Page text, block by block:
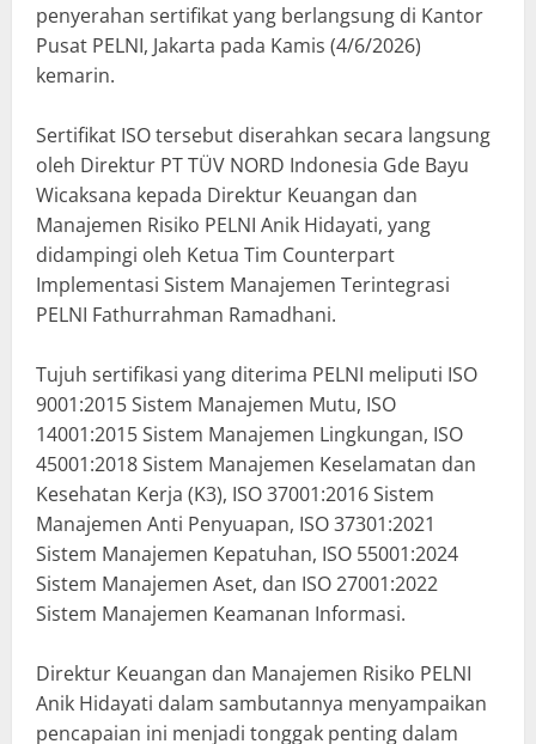
penyerahan sertifikat yang berlangsung di Kantor
Pusat PELNI, Jakarta pada Kamis (4/6/2026)
kemarin.
Sertifikat ISO tersebut diserahkan secara langsung
oleh Direktur PT TÜV NORD Indonesia Gde Bayu
Wicaksana kepada Direktur Keuangan dan
Manajemen Risiko PELNI Anik Hidayati, yang
didampingi oleh Ketua Tim Counterpart
Implementasi Sistem Manajemen Terintegrasi
PELNI Fathurrahman Ramadhani.
Tujuh sertifikasi yang diterima PELNI meliputi ISO
9001:2015 Sistem Manajemen Mutu, ISO
14001:2015 Sistem Manajemen Lingkungan, ISO
45001:2018 Sistem Manajemen Keselamatan dan
Kesehatan Kerja (K3), ISO 37001:2016 Sistem
Manajemen Anti Penyuapan, ISO 37301:2021
Sistem Manajemen Kepatuhan, ISO 55001:2024
Sistem Manajemen Aset, dan ISO 27001:2022
Sistem Manajemen Keamanan Informasi.
Direktur Keuangan dan Manajemen Risiko PELNI
Anik Hidayati dalam sambutannya menyampaikan
pencapaian ini menjadi tonggak penting dalam